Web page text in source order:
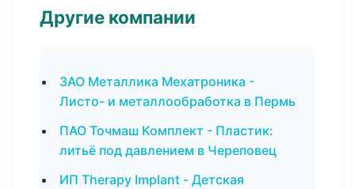
Другие компании
ЗАО Металлика Мехатроника -
Листо- и металлообработка в Пермь
ПАО Точмаш Комплект - Пластик:
литьё под давлением в Череповец
ИП Therapy Implant - Детская